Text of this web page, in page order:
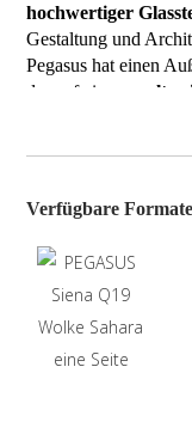
hochwertiger
Gestaltung und
Pegasus hat einen
der auf einem
und eine zweifache
dieFugeauf
im
ist eine
Räumen eine
Pegasus ist eine
von Farben,
Verfügbare